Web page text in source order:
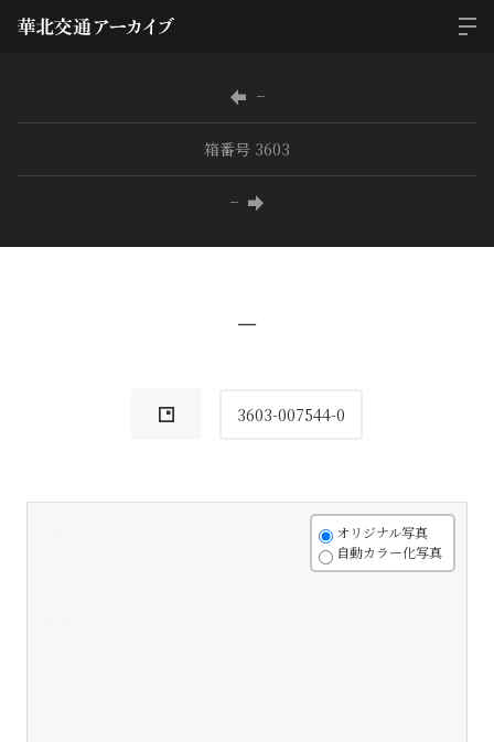
−
箱番号 3603
−
−
3603-007544-0
オリジナル写真
自動カラー化写真